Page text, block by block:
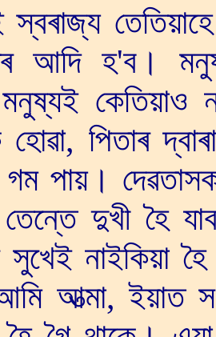
আদি হ'ব।
মনুষ্যই কেতিয়াও
পিতাৰ
পায়।
তেন্তে দুখী হৈ
সুখেই নাইকিয়া
আত্মা, ইয়াত